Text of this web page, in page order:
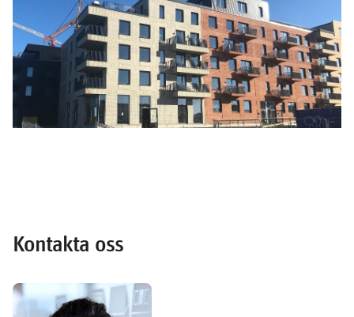
Kontakta oss